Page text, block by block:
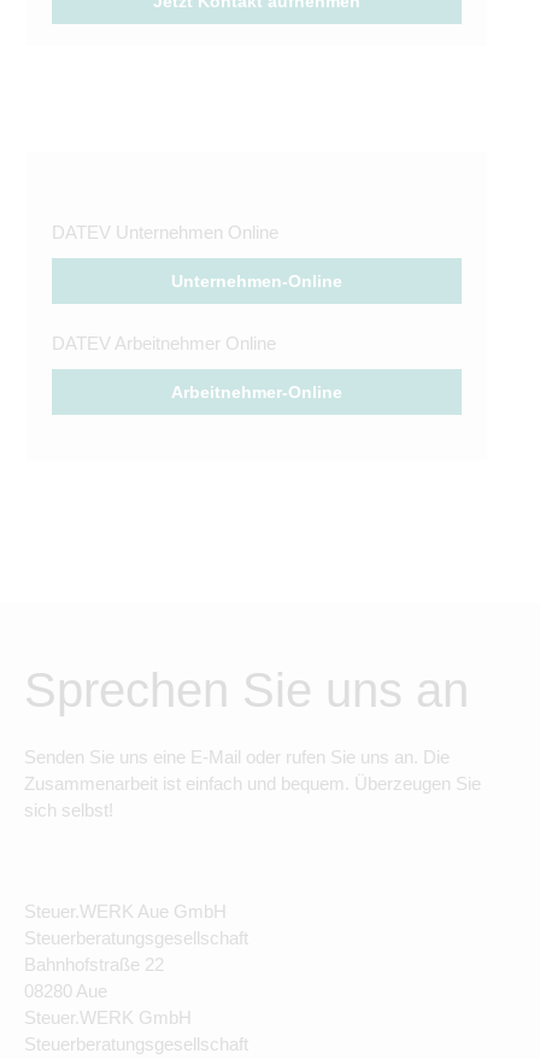
DATEV Unternehmen Online
Unternehmen-Online
DATEV Arbeitnehmer Online
Arbeitnehmer-Online
Sprechen Sie uns an
Senden Sie uns eine E-Mail oder rufen Sie uns an. Die
Zusammenarbeit ist einfach und bequem. Überzeugen Sie
sich selbst!
Steuer.WERK Aue GmbH
Steuerberatungsgesellschaft
Bahnhofstraße 22
08280 Aue
Steuer.WERK GmbH
Steuerberatungsgesellschaft